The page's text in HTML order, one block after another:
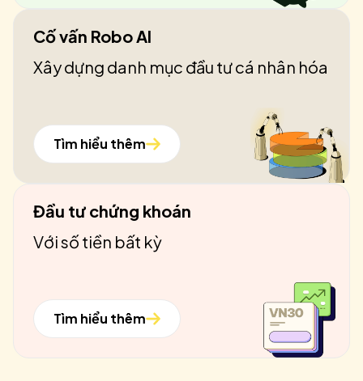
Cố vấn Robo AI
Xây dựng danh mục đầu tư cá nhân hóa
Tìm hiểu thêm
Đầu tư chứng khoán
Với số tiền bất kỳ
Tìm hiểu thêm